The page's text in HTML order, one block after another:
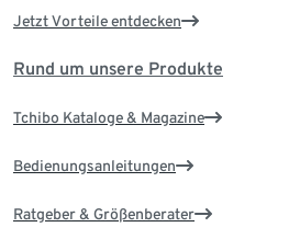
Jetzt Vorteile entdecken
Rund um unsere Produkte
Tchibo Kataloge & Magazine
Bedienungsanleitungen
Ratgeber & Größenberater